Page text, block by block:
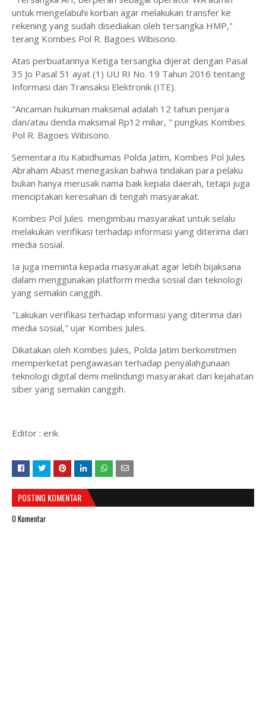
untuk mengelabuhi korban agar melakukan transfer ke
rekening yang sudah disediakan oleh tersangka HMP,"
terang Kombes Pol R. Bagoes Wibisono.
Atas perbuatannya Ketiga tersangka dijerat dengan Pasal
35 Jo Pasal 51 ayat (1) UU RI No. 19 Tahun 2016 tentang
Informasi dan Transaksi Elektronik (ITE).
"Ancaman hukuman maksimal adalah 12 tahun penjara
dan/atau denda maksimal Rp12 miliar, " pungkas Kombes
Pol R. Bagoes Wibisono.
Sementara itu Kabidhumas Polda Jatim, Kombes Pol Jules
Abraham Abast menegaskan bahwa tindakan para pelaku
bukan hanya merusak nama baik kepala daerah, tetapi juga
menciptakan keresahan di tengah masyarakat.
Kombes Pol Jules mengimbau masyarakat untuk selalu
melakukan verifikasi terhadap informasi yang diterima dari
media sosial.
Ia juga meminta kepada masyarakat agar lebih bijaksana
dalam menggunakan platform media sosial dan teknologi
yang semakin canggih.
"Lakukan verifikasi terhadap informasi yang diterima dari
media sosial," ujar Kombes Jules.
Dikatakan oleh Kombes Jules, Polda Jatim berkomitmen
memperketat pengawasan terhadap penyalahgunaan
teknologi digital demi melindungi masyarakat dari kejahatan
siber yang semakin canggih.
Editor : erik
POSTING KOMENTAR
0 Komentar